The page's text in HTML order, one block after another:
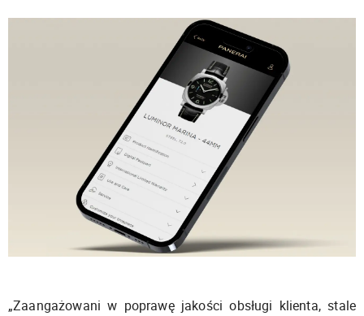
„Zaangażowani w poprawę jakości obsługi klienta, stale